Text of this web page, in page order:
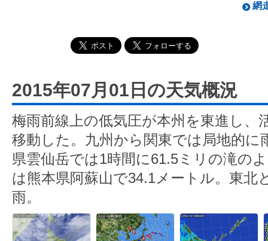
網
2015年07月01日の天気概況
梅雨前線上の低気圧が本州を東進し、
移動した。九州から関東では局地的に
県雲仙岳では1時間に61.5ミリの滝の
は熊本県阿蘇山で34.1メートル。東北
雨。